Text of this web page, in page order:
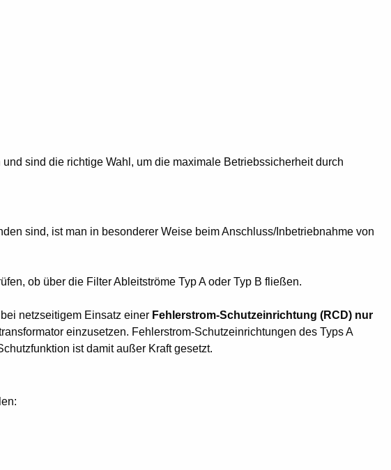
sind die richtige Wahl, um die maximale Betriebssicherheit durch
sind, ist man in besonderer Weise beim Anschluss/Inbetriebnahme von
ob über die Filter Ableitströme Typ A oder Typ B fließen.
netzseitigem Einsatz einer Fehlerstrom-Schutzeinrichtung (RCD) nur
einzusetzen. Fehlerstrom-Schutzeinrichtungen des Typs A
ist damit außer Kraft gesetzt.